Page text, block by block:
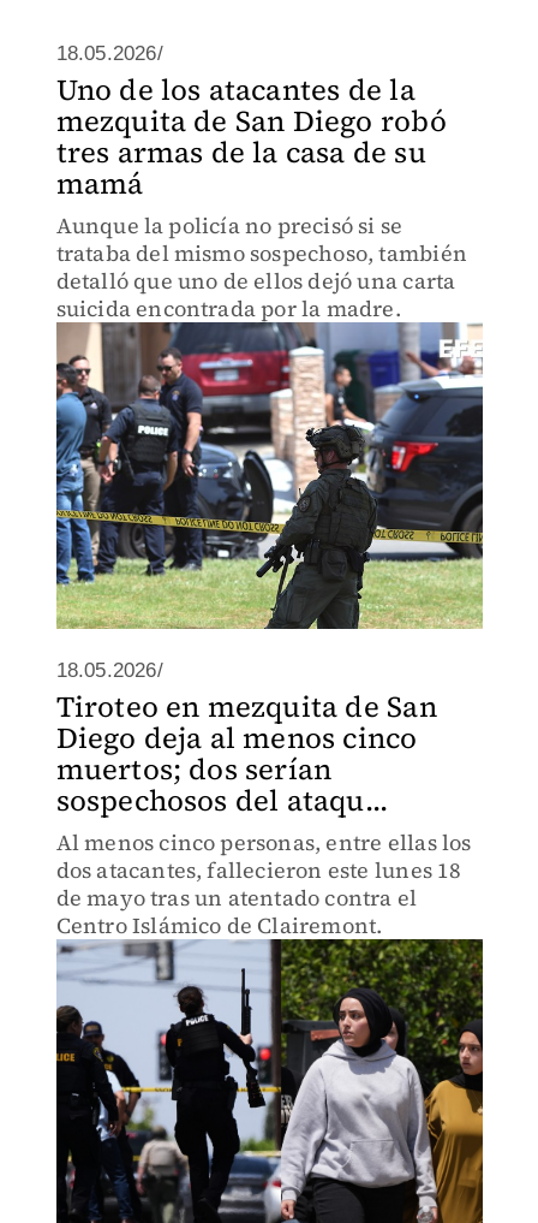
18.05.2026/
Uno de los atacantes de la
mezquita de San Diego robó
tres armas de la casa de su
mamá
Aunque la policía no precisó si se
trataba del mismo sospechoso, también
detalló que uno de ellos dejó una carta
suicida encontrada por la madre.
18.05.2026/
Tiroteo en mezquita de San
Diego deja al menos cinco
muertos; dos serían
sospechosos del ataqu...
Al menos cinco personas, entre ellas los
dos atacantes, fallecieron este lunes 18
de mayo tras un atentado contra el
Centro Islámico de Clairemont.